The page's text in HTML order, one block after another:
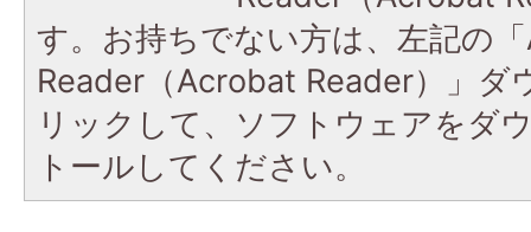
す。お持ちでない方は、左記の
Reader（Acrobat Reader）」ダ
リックして、ソフトウェアをダ
トールしてください。